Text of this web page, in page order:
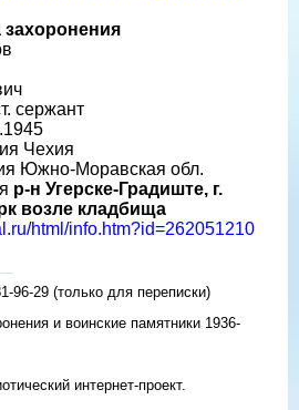
захоронения
сержант
Чехия
Южно-Моравская обл.
р-н Угерске-Градиште, г.
возле кладбища
html/info.htm?id=262051210
96-29 (только для переписки)
и воинские памятники 1936-
интернет-проект.